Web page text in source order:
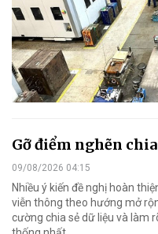
Gỡ điểm nghẽn
09/08/2026 04:15
Nhiều ý kiến đề nghị hoàn
viễn thông theo hướng mở
cường chia sẻ dữ liệu và làm